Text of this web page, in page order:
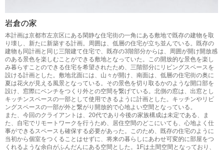
岩倉の家
本計画は京都市左京区にある閑静な住宅街の一角にある敷地で既存の建物を取
り壊し、新たに新築する計画。周囲は、低層の住宅が立ち並んでいる。既存の
建物も同計画と同じ三階建て住宅で、既存の3階部分からは、周囲が開け開放感
のある景色を楽しむことができる敷地となっていた。この開放的な景色を楽し
み暮らすことのできる住宅を希望されたため、三階部分にリビングスペースを
設ける計画とした。敷地北面には、山々が開け、南面は、低層の住宅街の奥に
夏は花火が見える風景となっている。その景色を切り取るかのような開口部を
設け、窓際にベンチをつくり外との空間を繋げている。北側の窓は、出窓とし
キッチンスペースの一部として使用できるように計画とした。キッチンやリビ
ングスペースの一部が外と繋がり開放的で心地よい空間となっている。
また、今回のクライアントは、20代であり今後の家族構成は未定である、ま
た、自宅でリモートワークを行うため、居住空間のどこにいても、心地よく仕
事ができるスペースも確保する必要があった。このため、既存の住宅のように
当初から個室をつくることはせずに、将来の暮らしにあわせ可変的に部屋をつ
くれるような余白がふんだんにある空間とした。1Fは土間空間となっており、